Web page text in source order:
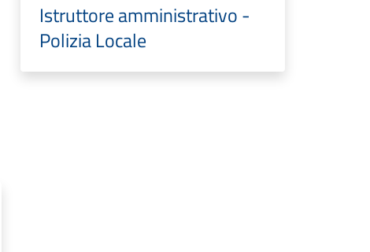
Istruttore amministrativo -
Polizia Locale